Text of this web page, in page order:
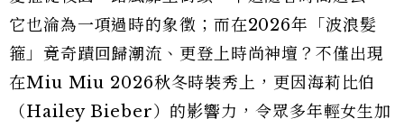
它也淪為一項過時的象徵；而在2026年「波浪髮
箍」竟奇蹟回歸潮流、更登上時尚神壇？不僅出現
在Miu Miu 2026秋冬時裝秀上，更因海莉比伯
（Hailey Bieber）的影響力，令眾多年輕女生加